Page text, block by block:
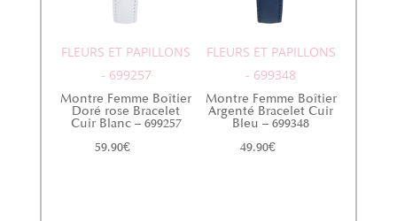
FLEURS ET PAPILLONS
- 699257
Montre Femme Boîtier
Doré rose Bracelet
Cuir Blanc – 699257
59.90€
FLEURS ET PAPILLONS
- 699348
Montre Femme Boîtier
Argenté Bracelet Cuir
Bleu – 699348
49.90€